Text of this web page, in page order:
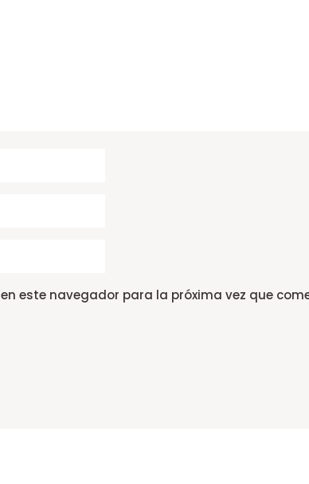
este navegador para la próxima vez que